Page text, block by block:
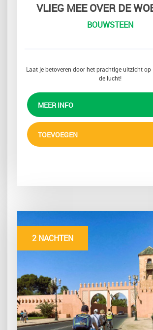
VLIEG MEE OVER DE
BOUWSTEEN
Laat je betoveren door het prachtige uitzicht
de lucht!
MEER INFO
TOEVOEGEN
2 NACHTEN